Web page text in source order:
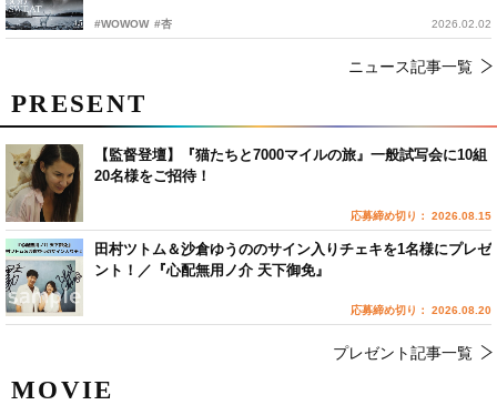
#WOWOW #杏 2026.02.02
ニュース記事一覧
MOVIE
PRESENT
【監督登壇】『猫たちと7000マイルの旅』一般試写会に10組
20名様をご招待！
応募締め切り： 2026.08.15
田村ツトム＆沙倉ゆうののサイン入りチェキを1名様にプレゼ
ント！／『心配無用ノ介 天下御免』
応募締め切り： 2026.08.20
プレゼント記事一覧